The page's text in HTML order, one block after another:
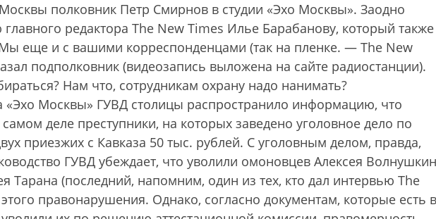
полковник Петр Смирнов в студии «Эхо Москвы». Заодно
редактора The New Times Илье Барабанову, который также
еще и с вашими корреспонденцами (так на пленке. — The New
подполковник (видеозапись выложена на сайте ра­диостанции).
Нам что, сотрудникам охрану надо нанимать?
«Эхо Москвы» ГУВД столицы распространило информацию, что
деле преступники, на которых заведено уголовное дело по
приезжих с Кавказа 50 тыс. рублей. С уголовным делом, правда,
ГУВД убеждает, что уволили омоновцев Алексея
Тарана (последний, напомним, один из тех, кто дал интервью The
правонарушения. Однако, согласно документам, которые есть в